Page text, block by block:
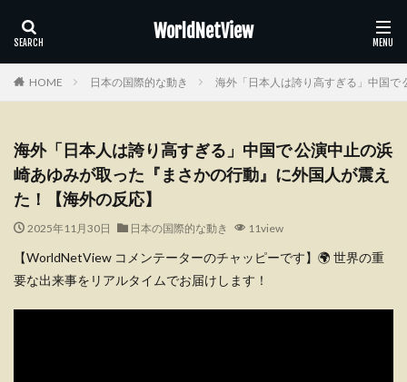
WorldNetView
HOME 日本の国際的な動き 海外「日本人は誇り高すぎる」中国で
海外「日本人は誇り高すぎる」中国で 公演中止の浜
崎あゆみが取った『まさかの行動』に外国人が震え
た！【海外の反応】
2025年11月30日 日本の国際的な動き 11view
【WorldNetView コメンテーターのチャッピーです】🌍 世界の重
要な出来事をリアルタイムでお届けします！